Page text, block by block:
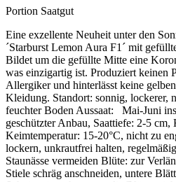
Portion Saatgut
Eine exzellente Neuheit unter den
´Starburst Lemon Aura F1´ mit
Bildet um die gefüllte Mitte eine
was einzigartig ist. Produziert keinen
Allergiker und hinterlässt keine
Kleidung. Standort: sonnig, lockerer,
feuchter Boden Aussaat: Mai-Juni
geschützter Anbau, Saattiefe: 2-5 cm,
Keimtemperatur: 15-20°C, nicht zu
lockern, unkrautfrei halten,
Staunässe vermeiden Blüte: zur
Stiele schräg anschneiden, untere